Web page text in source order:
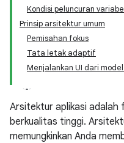
Kondisi peluncuran
Prinsip arsitektur umum
Pemisahan fokus
Tata letak adaptif
Menjalankan UI dari
Arsitektur aplikasi adalah
berkualitas tinggi.
memungkinkan Anda